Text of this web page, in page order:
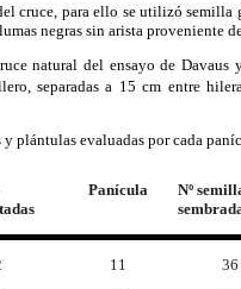
cruce, para ello se utilizó
negras sin arista proveniente
natural del ensayo de Davaus
separadas a 15 cm entre
y plántulas evaluadas por cada
Panícula
Nº
11
36